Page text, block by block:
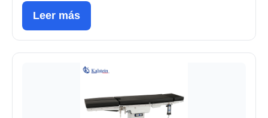
Leer más